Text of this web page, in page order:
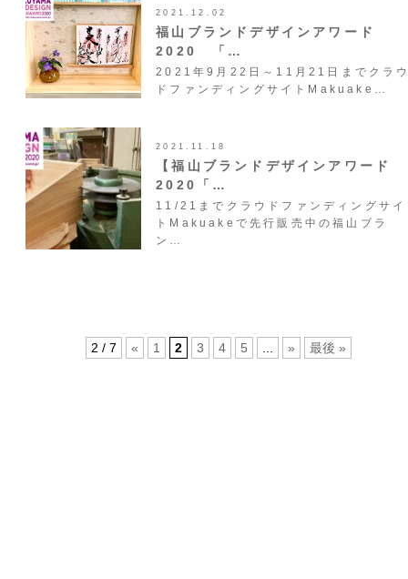
2021.12.02
福山ブランドデザインアワード
2020 「…
2021年9月22日～11月21日までクラ
ドファンディングサイトMakuake…
2021.11.18
【福山ブランドデザインアワード
2020「…
11/21までクラウドファンディングサイ
トMakuakeで先行販売中の福山ブラ
ン…
2 / 7 « 1 2 3 4 5 » 最後 »